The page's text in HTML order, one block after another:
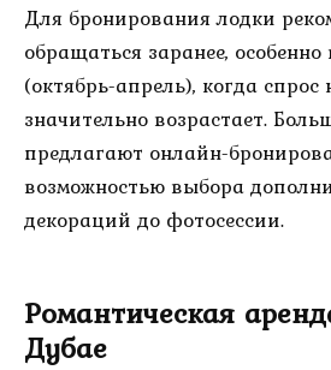
Для бронирования лодки
обращаться заранее,
(октябрь-апрель), когда спрос
значительно возрастает.
предлагают онлайн-
возможностью выбора
декораций до фотосессии.
Романтическая
Дубае